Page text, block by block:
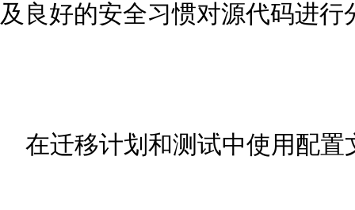
及良好的安全习惯对源代码进行
在迁移计划和测试中使用配置